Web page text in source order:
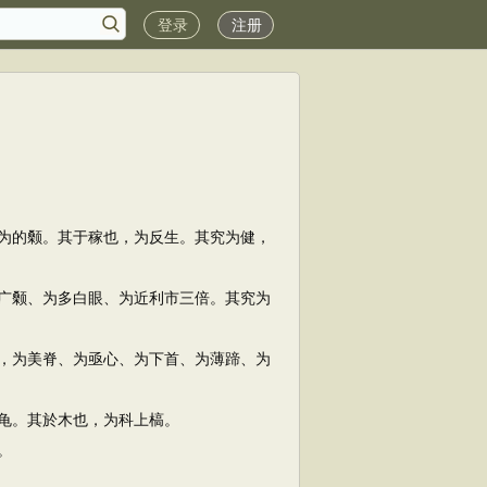
登录 注册
颡。其于稼也，为反生。其究为健，
、为多白眼、为近利市三倍。其究为
美脊、为亟心、为下首、为薄蹄、为
其於木也，为科上槁。